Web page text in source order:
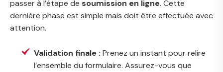
passer à l’étape de soumission en ligne. Cette
dernière phase est simple mais doit être effectuée avec
attention.
Validation finale : Prenez un instant pour relire
l’ensemble du formulaire. Assurez-vous que